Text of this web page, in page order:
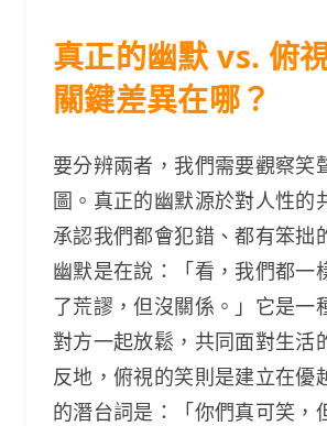
真正的幽默 vs. 俯
關鍵差異在哪？
要分辨兩者，我們需要觀察笑
圖。真正的幽默源於對人性的
承認我們都會犯錯、都有笨拙
幽默是在說：「看，我們都一
了荒謬，但沒關係。」它是一
對方一起放鬆，共同面對生活
反地，俯視的笑則是建立在優
的潛台詞是：「你們真可笑，